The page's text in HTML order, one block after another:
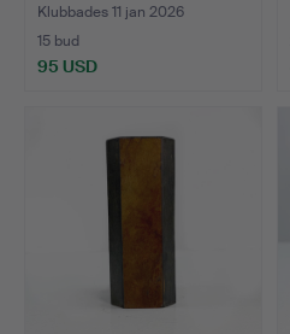
Klubbades 11 jan 2026
15 bud
95 USD